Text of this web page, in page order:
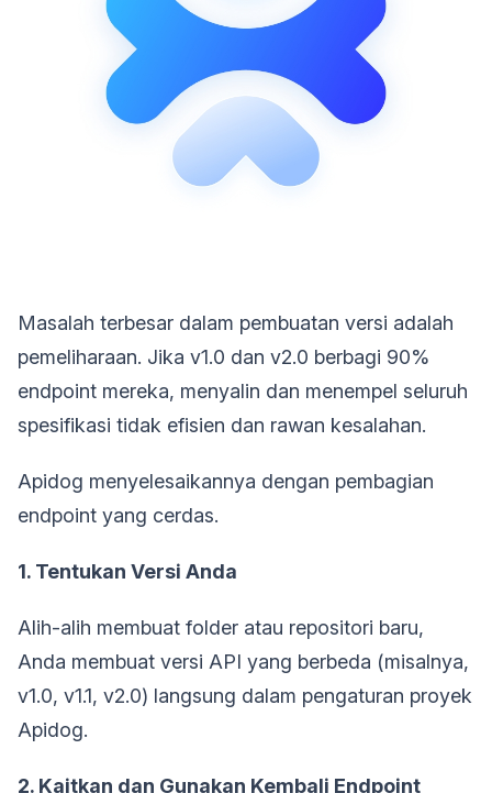
Masalah terbesar dalam pembuatan versi adalah
pemeliharaan. Jika v1.0 dan v2.0 berbagi 90%
endpoint mereka, menyalin dan menempel seluruh
spesifikasi tidak efisien dan rawan kesalahan.
Apidog menyelesaikannya dengan pembagian
endpoint yang cerdas.
1. Tentukan Versi Anda
Alih-alih membuat folder atau repositori baru,
Anda membuat versi API yang berbeda (misalnya,
v1.0, v1.1, v2.0) langsung dalam pengaturan proyek
Apidog.
2. Kaitkan dan Gunakan Kembali Endpoint